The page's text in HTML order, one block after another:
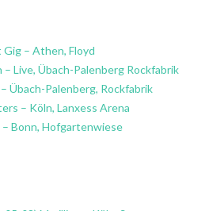
– Athen, Floyd
Live, Übach-Palenberg Rockfabrik
Übach-Palenberg, Rockfabrik
– Köln, Lanxess Arena
Bonn, Hofgartenwiese